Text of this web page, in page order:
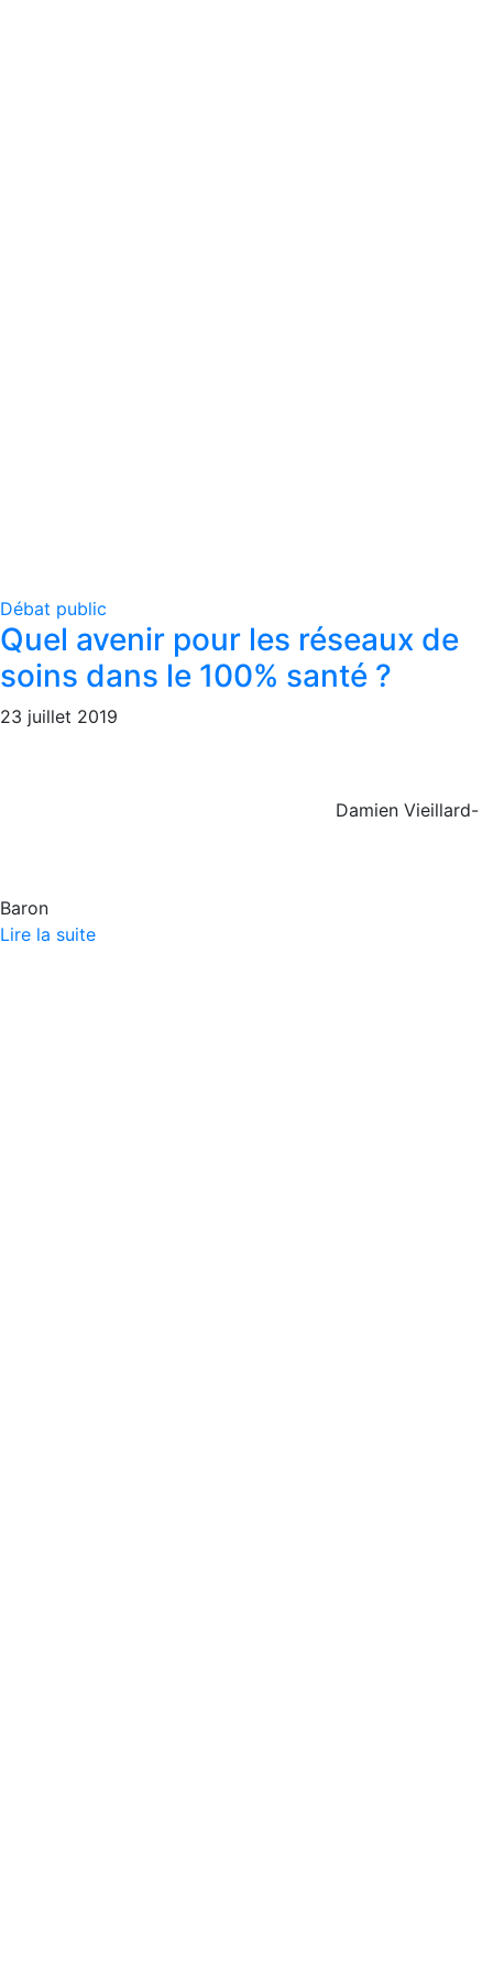
Débat public
Quel avenir pour les réseaux de
soins dans le 100% santé ?
23 juillet 2019
Damien Vieillard-
Baron
Lire la suite